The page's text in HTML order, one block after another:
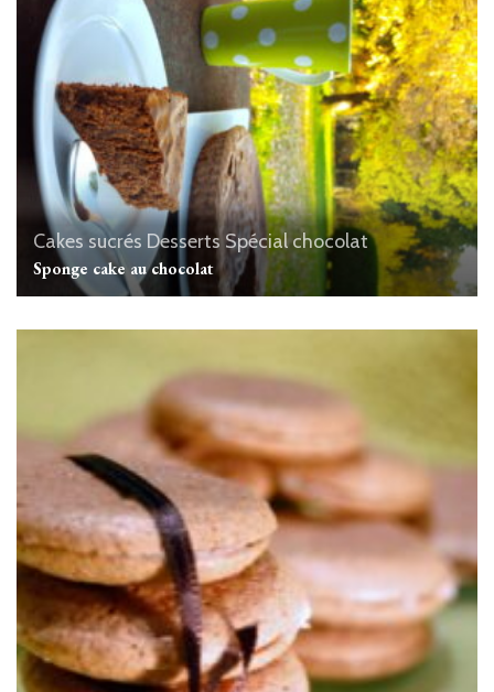
Cakes sucrés Desserts Spécial chocolat
Sponge cake au chocolat